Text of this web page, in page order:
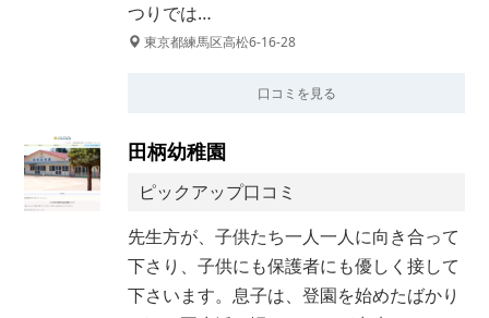
つりでは…
東京都練馬区高松6-16-28
口コミを見る
田柄幼稚園
ピックアップ口コミ
先生方が、子供たち一人一人に向き合って
下さり、子供にも保護者にも優しく接して
下さいます。息子は、登園を始めたばかり